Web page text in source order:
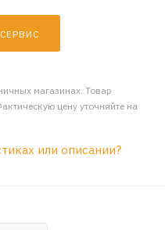
магазинах. Товар
цену уточняйте на
или описании?